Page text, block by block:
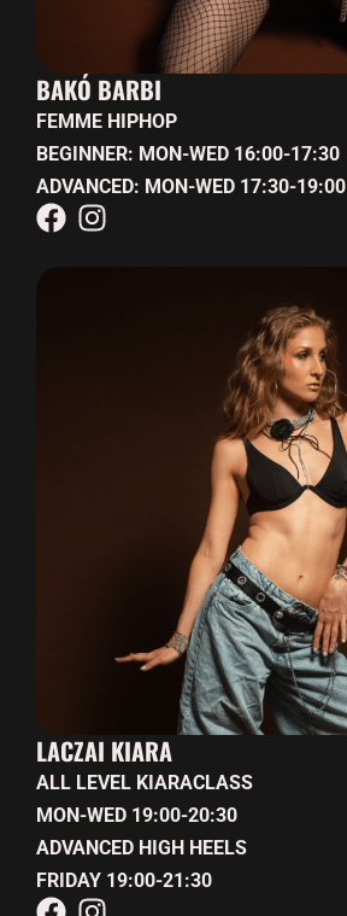
BAKÓ BARBI
FEMME HIPHOP
BEGINNER: MON-WED 16:00-17:30
ADVANCED: MON-WED 17:30-19:00
LACZAI KIARA
ALL LEVEL KIARACLASS
MON-WED 19:00-20:30
ADVANCED HIGH HEELS
FRIDAY 19:00-21:30